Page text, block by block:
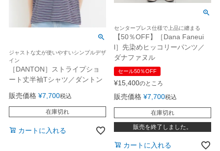
ジャストな丈が使いやすいシンプルデザ
イン
［DANTON］ストライプショ
ート丈半袖Tシャツ／ダントン
販売価格 ¥7,700税込
在庫切れ
カートに入れる
センタープレス仕様で上品に纏まる
【50％OFF】［Dana Faneui
l］先染めヒッコリーパンツ／
ダナファヌル
セール50％OFF
¥15,400のところ
販売価格 ¥7,700税込
在庫切れ
販売を終了しました。
カートに入れる